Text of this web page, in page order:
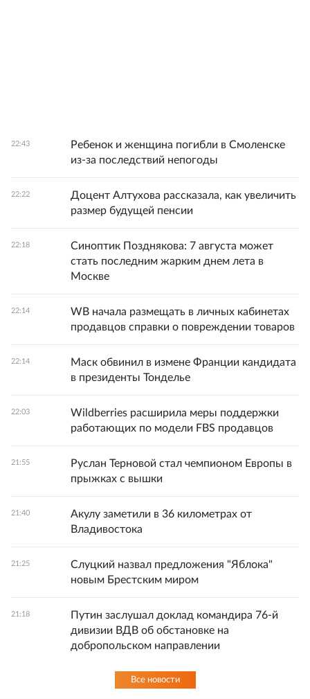
22:43
Ребенок и женщина погибли в Смоленске
из-за последствий непогоды
22:22
Доцент Алтухова рассказала, как увеличить
размер будущей пенсии
22:18
Синоптик Позднякова: 7 августа может
стать последним жарким днем лета в
Москве
22:14
WB начала размещать в личных кабинетах
продавцов справки о повреждении товаров
22:14
Маск обвинил в измене Франции кандидата
в президенты Тонделье
22:03
Wildberries расширила меры поддержки
работающих по модели FBS продавцов
21:55
Руслан Терновой стал чемпионом Европы в
прыжках с вышки
21:40
Акулу заметили в 36 километрах от
Владивостока
21:25
Слуцкий назвал предложения "Яблока"
новым Брестским миром
21:18
Путин заслушал доклад командира 76-й
дивизии ВДВ об обстановке на
добропольском направлении
Все новости